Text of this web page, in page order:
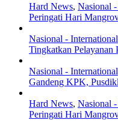
Hard News, Nasional
Peringati Hari
Nasional - International
Tingkatkan
Nasional - International
Gandeng KPK,
Hard News, Nasional
Peringati Hari